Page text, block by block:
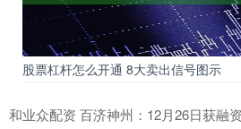
股票杠杆怎么开通 8大卖出信号图示
和业众配资 百济神州：12月26日获融